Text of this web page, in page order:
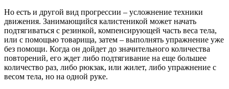
Но есть и другой вид прогрессии – усложнение техники
движения. Занимающийся калистеникой может начать
подтягиваться с резинкой, компенсирующей часть веса тела,
или с помощью товарища, затем – выполнять упражнение уже
без помощи. Когда он дойдет до значительного количества
повторений, его ждет либо подтягивание на еще большее
количество раз, либо рюкзак, или жилет, либо упражнение с
весом тела, но на одной руке.